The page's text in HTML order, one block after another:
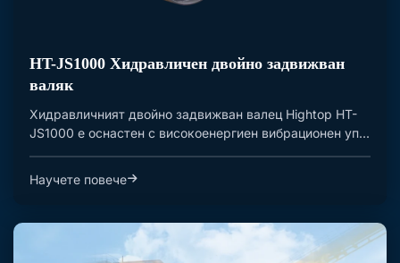
HT-JS1000 Хидравличен двойно задвижван
валяк
Хидравличният двойно задвижван валец Hightop HT-
JS1000 е оснастен с високоенергиен вибрационен уп...
Научете повече